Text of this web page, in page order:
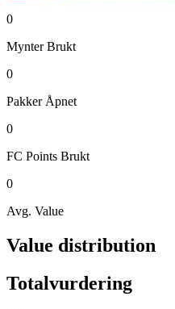
0
Mynter Brukt
0
Pakker Åpnet
0
FC Points Brukt
0
Avg. Value
Value distribution
Totalvurdering